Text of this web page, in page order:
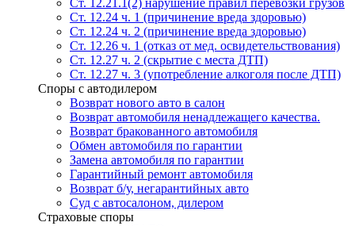
Ст. 12.21.1(2) нарушение правил перевозки грузов
Ст. 12.24 ч. 1 (причинение вреда здоровью)
Ст. 12.24 ч. 2 (причинение вреда здоровью)
Ст. 12.26 ч. 1 (отказ от мед. освидетельствования)
Ст. 12.27 ч. 2 (скрытие с места ДТП)
Ст. 12.27 ч. 3 (употребление алкоголя после ДТП)
Споры с автодилером
Возврат нового авто в салон
Возврат автомобиля ненадлежащего качества.
Возврат бракованного автомобиля
Обмен автомобиля по гарантии
Замена автомобиля по гарантии
Гарантийный ремонт автомобиля
Возврат б/у, негарантийных авто
Суд с автосалоном, дилером
Страховые споры